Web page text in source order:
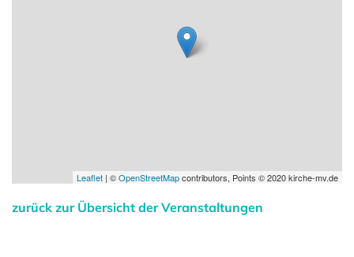
Leaflet | ©OpenStreetMapcontributors, Points © 2020 kirche-mv.de
zurück zur Übersicht der Veranstaltungen